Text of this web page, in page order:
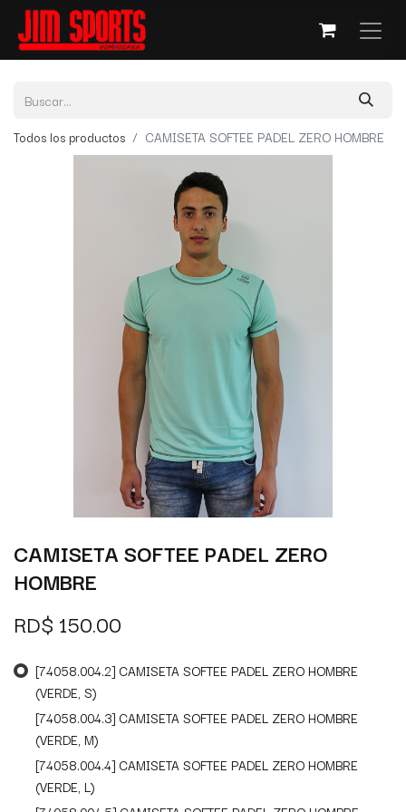
Todos los productos CAMISETA SOFTEE PADEL ZERO HOMBRE
CAMISETA SOFTEE PADEL ZERO
HOMBRE
RD$ 150.00
[74058.004.2] CAMISETA SOFTEE PADEL ZERO HOMBRE
(VERDE, S)
[74058.004.3] CAMISETA SOFTEE PADEL ZERO HOMBRE
(VERDE, M)
[74058.004.4] CAMISETA SOFTEE PADEL ZERO HOMBRE
(VERDE, L)